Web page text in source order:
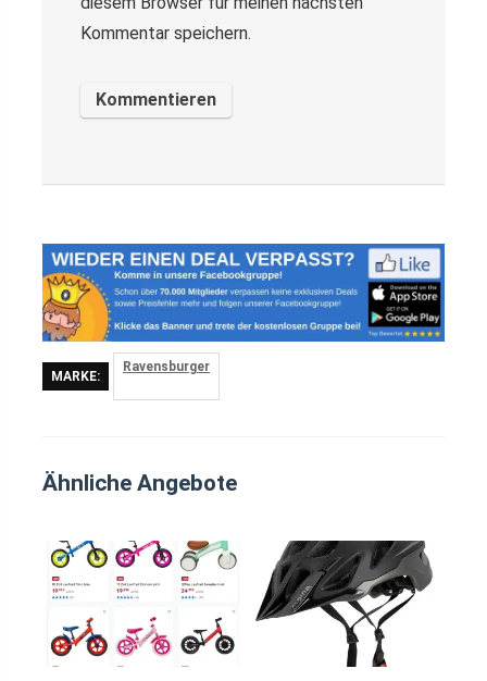
Kommentar speichern.
MARKE:
Ravensburger
Ähnliche Angebote